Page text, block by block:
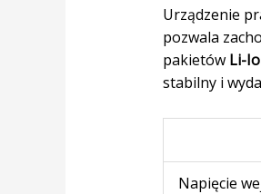
Urządzenie
pozwala
pakietów Li-
stabilny i
Napięcie